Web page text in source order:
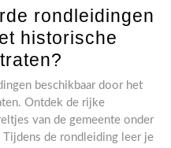
rondleidingen
historische
beschikbaar door het
Ontdek de rijke
van de gemeente onder
Tijdens de rondleiding leer je